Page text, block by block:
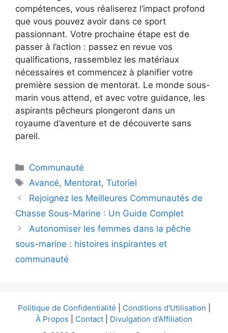
compétences, vous réaliserez l’impact profond
que vous pouvez avoir dans ce sport
passionnant. Votre prochaine étape est de
passer à l’action : passez en revue vos
qualifications, rassemblez les matériaux
nécessaires et commencez à planifier votre
première session de mentorat. Le monde sous-
marin vous attend, et avec votre guidance, les
aspirants pêcheurs plongeront dans un
royaume d’aventure et de découverte sans
pareil.
Catégories
Communauté
Étiquettes
Avancé, Mentorat,Tutoriel
Rejoignez les Meilleures Communautés de
Chasse Sous-Marine : Un Guide Complet
Autonomiser les femmes dans la pêche
sous-marine : histoires inspirantes et
communauté
Politique de Confidentialité Conditions d'Utilisation
À Propos
Contact
Divulgation d'Affiliation